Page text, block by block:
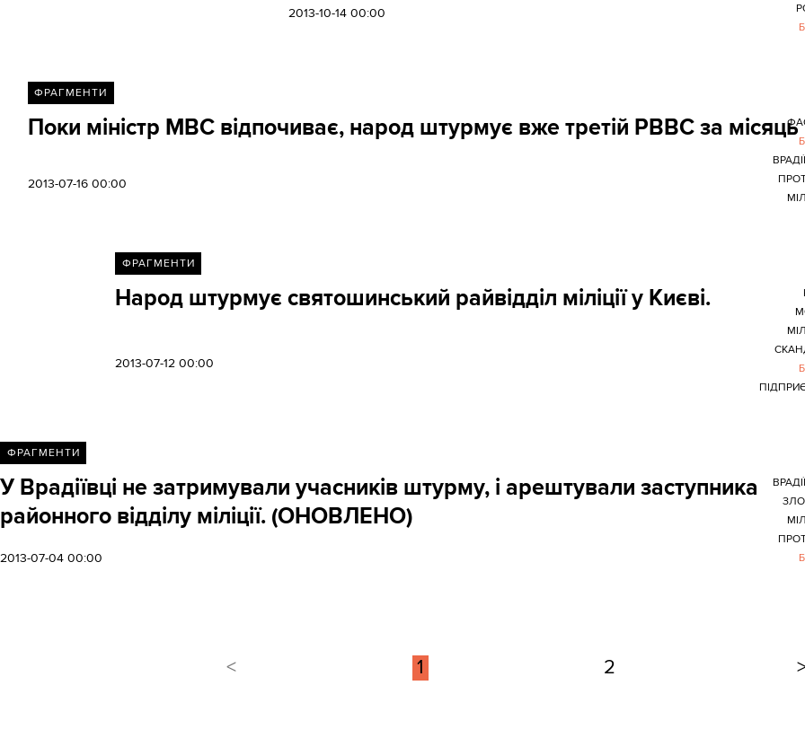
2013-10-14 00:00
ФРАГМЕНТИ
Поки міністр МВС відпочиває, народ штурмує вже третій РВВС за місяць
2013-07-16 00:00
ФРАГМЕНТИ
Народ штурмує святошинський райвідділ міліції у Києві.
2013-07-12 00:00
ФРАГМЕНТИ
У Врадіївці не затримували учасників штурму, і арештували заступника
районного відділу міліції. (ОНОВЛЕНО)
2013-07-04 00:00
< 1 2